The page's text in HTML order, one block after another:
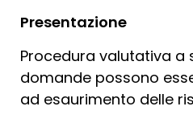
Presentazione
Procedura valutativa a
domande possono
ad esaurimento delle